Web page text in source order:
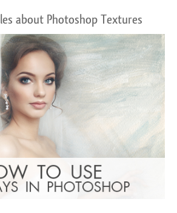
about Photoshop Textures